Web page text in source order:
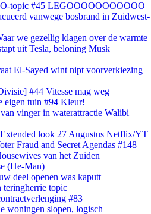
topic #45 LEGOOOOOOOOOOO
vanwege bosbrand in Zuidwest-
we gezellig klagen over de warmte
uit Tesla, beloning Musk
El-Sayed wint nipt voorverkiezing
#44 Vitesse mag weg
eigen tuin #94 Kleur!
vinger in waterattractie Walibi
look 27 Augustus Netflix/YT
Fraud and Secret Agendas #148
van het Zuiden
(He-Man)
deel openen was kaputt
topic
#83
woningen slopen, logisch